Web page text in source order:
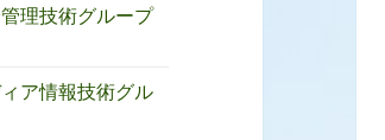
理技術グループ
ア情報技術グル